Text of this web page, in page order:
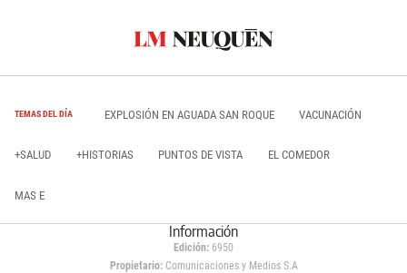
TEMAS DEL DÍA EXPLOSIÓN EN AGUADA SAN ROQUE VACUNACIÓN
+SALUD +HISTORIAS PUNTOS DE VISTA EL COMEDOR
MAS E
Información
Edición: 6950
Propietario:Comunicaciones y Medios S.A